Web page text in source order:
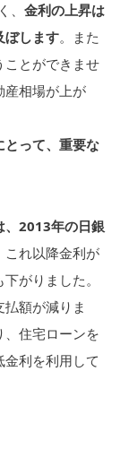
金利の上昇は
ぼします。また
ことができませ
産相場が上が
とって、重要な
、2013年の日銀
これ以降金利が
がりました。
額が減りま
住宅ローンを
利を利用して